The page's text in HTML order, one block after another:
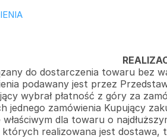
do dostarczenia towaru bez
podawany jest przez
wybrał płatność z góry za
jednego zamówienia Kupujący
dla towaru o
realizowana jest dostawa,